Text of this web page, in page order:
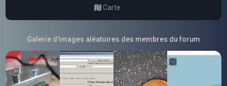
Carte
Galerie d'images aléatoires des membres du forum